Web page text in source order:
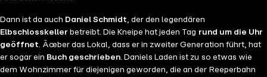
Dann ist da auch Daniel Schmidt, der den legendären
Elbschlosskeller betreibt. Die Kneipe hat jeden Tag rund um die Uhr
geöffnet. Ãœber das Lokal, dass er in zweiter Generation führt, hat
er sogar ein Buch geschrieben. Daniels Laden ist zu so etwas wie
dem Wohnzimmer für diejenigen geworden, die an der Reeperbahn